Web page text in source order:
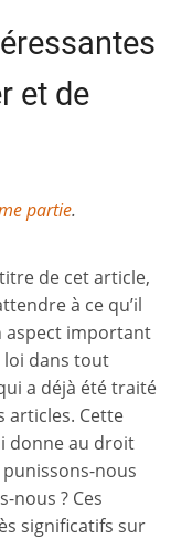
et de
partie.
de cet article,
à ce qu’il
aspect important
loi dans tout
a déjà été traité
articles. Cette
donne au droit
nous
nous ? Ces
significatifs sur